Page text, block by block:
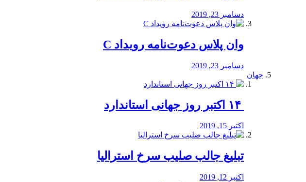
دسامبر 23, 2019
وان پلاس دعوت‌نامه رویداد C
دسامبر 23, 2019
جهان
اکتبر 15, 2019
تبلیغ جالب صلیب سرخ استرالیا
اکتبر 12, 2019